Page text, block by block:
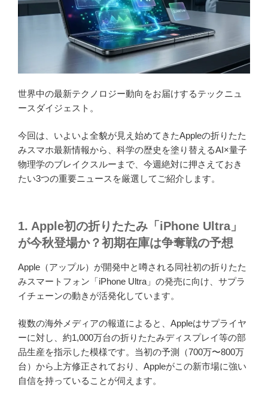
世界中の最新テクノロジー動向をお届けするテックニュ
ースダイジェスト。
今回は、いよいよ全貌が見え始めてきたAppleの折りたた
みスマホ最新情報から、科学の歴史を塗り替えるAI×量子
物理学のブレイクスルーまで、今週絶対に押さえておき
たい3つの重要ニュースを厳選してご紹介します。
1. Apple初の折りたたみ「iPhone Ultra」
が今秋登場か？初期在庫は争奪戦の予想
Apple（アップル）が開発中と噂される同社初の折りたた
みスマートフォン「iPhone Ultra」の発売に向け、サプラ
イチェーンの動きが活発化しています。
複数の海外メディアの報道によると、Appleはサプライヤ
ーに対し、約1,000万台の折りたたみディスプレイ等の部
品生産を指示した模様です。当初の予測（700万〜800万
台）から上方修正されており、Appleがこの新市場に強い
自信を持っていることが伺えます。